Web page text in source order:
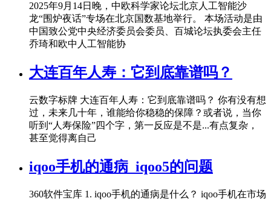
2025年9月14日晚，中欧科学家论坛北京人工智能沙
龙“围炉夜话”专场在北京国数基地举行。 本场活动是由
中国致公党中央经济委员会委员、百城论坛执委会主任
乔琦和欧中人工智能协
大连百年人寿：它到底靠谱吗？
云数字标牌 大连百年人寿：它到底靠谱吗？ 你有没有想
过，未来几十年，谁能给你稳稳的保障？或者说，当你
听到“人寿保险”四个字，第一反应是不是...有点复杂，
甚至觉得离自己
iqoo手机的通病_iqoo5的问题
360软件宝库 1. iqoo手机的通病是什么？ iqoo手机在市场